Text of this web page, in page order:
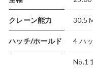
クレーン能力 30.5
ハッチ/ホールド 4 ハ
No.1